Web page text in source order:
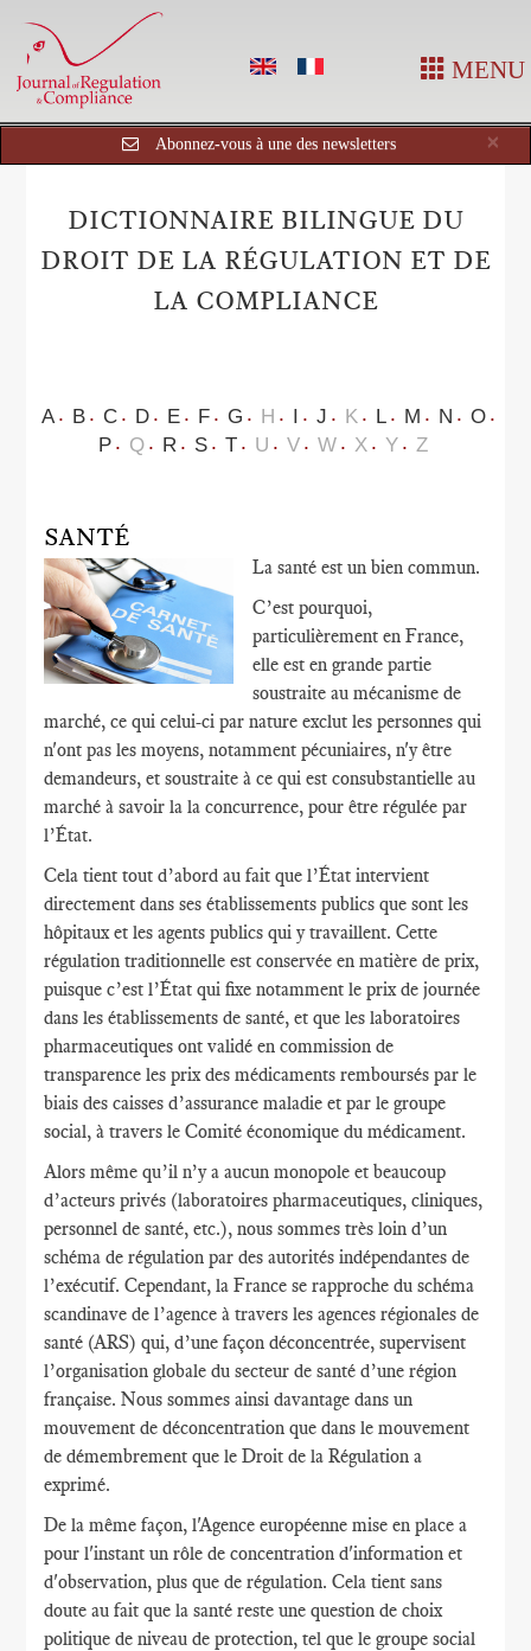
MENU
×
Abonnez-vous à une des newsletters
DICTIONNAIRE BILINGUE DU
DROIT DE LA RÉGULATION ET DE
LA COMPLIANCE
A B C D E F G H I J K L M N
O
P
Q R S T U V W X Y Z
SANTÉ
La santé est un bien commun.
C’est pourquoi,
particulièrement en France,
elle est en grande partie
soustraite au mécanisme de
marché, ce qui celui-ci par nature exclut les personnes qui
n'ont pas les moyens, notamment pécuniaires, n'y être
demandeurs, et soustraite à ce qui est consubstantielle au
marché à savoir la la concurrence, pour être régulée par
l’État.
Cela tient tout d’abord au fait que l’État intervient
directement dans ses établissements publics que sont les
hôpitaux et les agents publics qui y travaillent. Cette
régulation traditionnelle est conservée en matière de prix,
puisque c’est l’État qui fixe notamment le prix de journée
dans les établissements de santé, et que les laboratoires
pharmaceutiques ont validé en commission de
transparence les prix des médicaments remboursés par le
biais des caisses d’assurance maladie et par le groupe
social, à travers le Comité économique du médicament.
Alors même qu’il n’y a aucun monopole et beaucoup
d’acteurs privés (laboratoires pharmaceutiques, cliniques,
personnel de santé, etc.), nous sommes très loin d’un
schéma de régulation par des autorités indépendantes de
l’exécutif. Cependant, la France se rapproche du schéma
scandinave de l’agence à travers les agences régionales de
santé (ARS) qui, d’une façon déconcentrée, supervisent
l’organisation globale du secteur de santé d’une région
française. Nous sommes ainsi davantage dans un
mouvement de déconcentration que dans le mouvement
de démembrement que le Droit de la Régulation a
exprimé.
De la même façon, l'Agence européenne mise en place a
pour l'instant un rôle de concentration d'information et
d'observation, plus que de régulation. Cela tient sans
doute au fait que la santé reste une question de choix
politique de niveau de protection, tel que le groupe social